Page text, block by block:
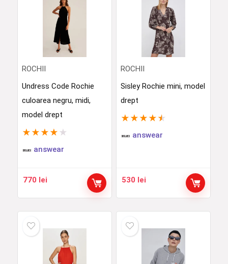
ROCHII
Undress Code Rochie
culoarea negru, midi,
model drept
★ ★ ★ ★ ★
answear
770 lei
ROCHII
Sisley Rochie mini, model
drept
★ ★ ★ ★ ★
answear
530 lei